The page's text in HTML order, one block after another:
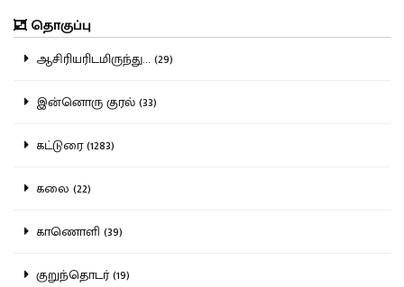
தொகுப்பு
ஆசிரியரிடமிருந்து... (29)
இன்னொரு குரல் (33)
கட்டுரை (1283)
கலை (22)
காணொளி (39)
குறுந்தொடர் (19)